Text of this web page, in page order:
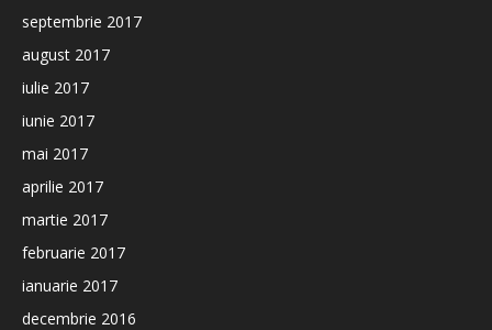
septembrie 2017
august 2017
iulie 2017
iunie 2017
mai 2017
aprilie 2017
martie 2017
februarie 2017
ianuarie 2017
decembrie 2016